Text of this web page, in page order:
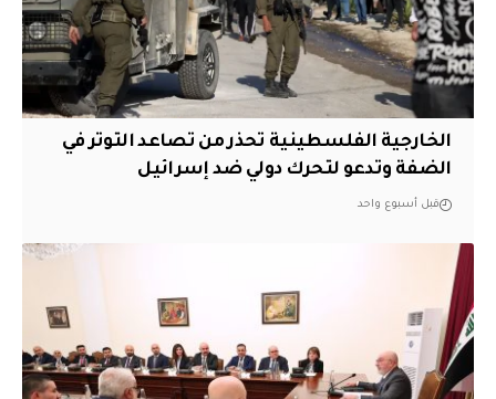
الخارجية الفلسطينية تحذر من تصاعد التوتر في
الضفة وتدعو لتحرك دولي ضد إسرائيل
قبل أسبوع واحد